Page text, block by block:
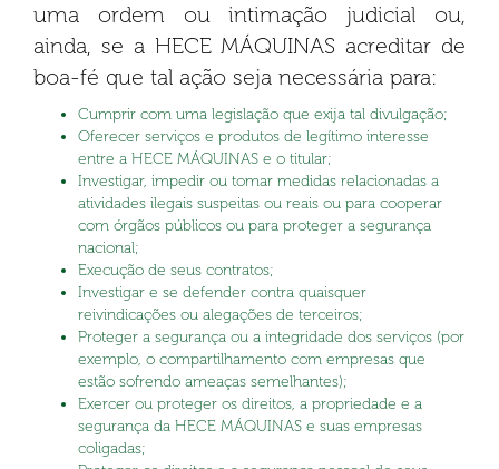
uma ordem ou intimação judicial ou,
ainda, se a HECE MÁQUINAS acreditar de
boa-fé que tal ação seja necessária para:
Cumprir com uma legislação que exija tal divulgação;
Oferecer serviços e produtos de legítimo interesse
entre a HECE MÁQUINAS e o titular;
Investigar, impedir ou tomar medidas relacionadas a
atividades ilegais suspeitas ou reais ou para cooperar
com órgãos públicos ou para proteger a segurança
nacional;
Execução de seus contratos;
Investigar e se defender contra quaisquer
reivindicações ou alegações de terceiros;
Proteger a segurança ou a integridade dos serviços (por
exemplo, o compartilhamento com empresas que
estão sofrendo ameaças semelhantes);
Exercer ou proteger os direitos, a propriedade e a
segurança da HECE MÁQUINAS e suas empresas
coligadas;